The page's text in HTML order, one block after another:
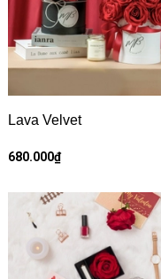
Lava Velvet
680.000₫